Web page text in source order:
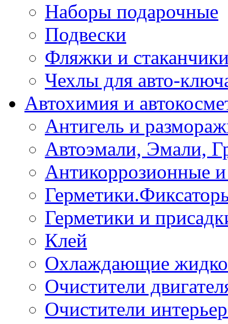
Наборы подарочные
Подвески
Фляжки и
Чехлы для авто-
Автохимия и
Антигель и
Автоэмали, Эмали,
Антикоррозионные
Герметики и
Клей
Охлаждающие
Очистители
Очистители